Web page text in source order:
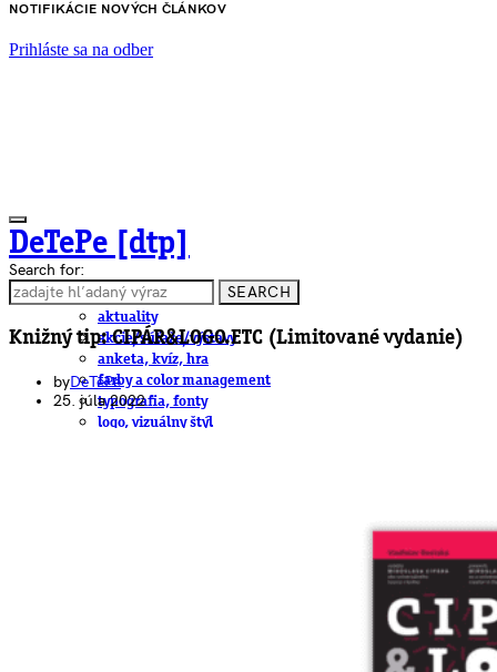
NOTIFIKÁCIE NOVÝCH ČLÁNKOV
Prihláste sa na odber
DeTePe [dtp]
ČLÁNKY
aktuality
akcie/súťaže/výstavy
anketa, kvíz, hra
farby a color management
typografia, fonty
logo, vizuálny štýl
Search for:
SEARCH
Knižný tip: CIPÁR&LOGO.ETC (Limitované vydanie)
byDeTePe
25. júla 2022